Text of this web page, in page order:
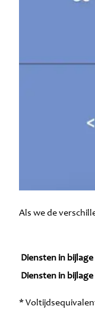
Als we de
Diensten in bijlage
Diensten in bijlage
*